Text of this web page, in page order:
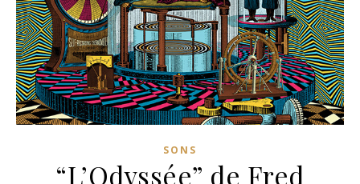
SONS
“L’Odyssée” de Fred